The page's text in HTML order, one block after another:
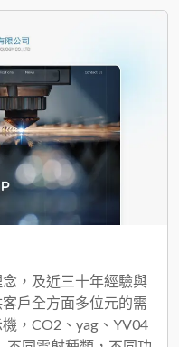
，及近三十年經驗與
戶全方面多位元的需
，CO2、yag、YV04